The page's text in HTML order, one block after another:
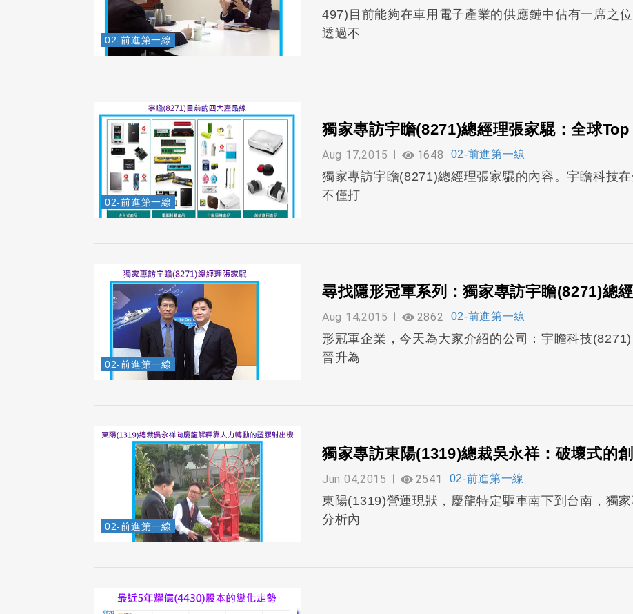
02-前進第一線
497)目前能夠在車用電子產業的供應鏈中佔有一席之
透過不
02-前進第一線
獨家專訪宇瞻(8271)總經理張家騉：全球
Aug 17,2015 1648 02-前進第一線
獨家專訪宇瞻(8271)總經理張家騉的內容。宇瞻科技
不僅打
02-前進第一線
尋找隱形冠軍系列：獨家專訪宇瞻(8271)總
Aug 14,2015 2862 02-前進第一線
形冠軍企業，今天為大家介紹的公司：宇瞻科技
晉升為
02-前進第一線
獨家專訪東陽(1319)總裁吳永祥：破壞式的
Jun 04,2015 2541 02-前進第一線
東陽(1319)營運現狀，慶龍特定驅車南下到台南，獨
分析內